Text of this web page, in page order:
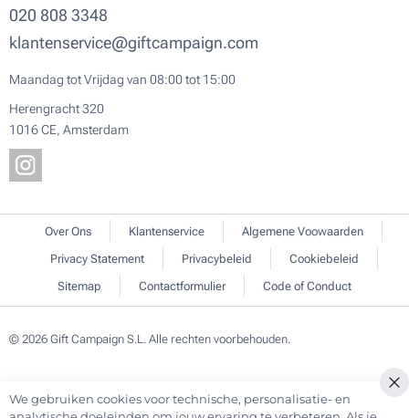
020 808 3348
klantenservice@giftcampaign.com
Maandag tot Vrijdag van 08:00 tot 15:00
Herengracht 320
1016 CE, Amsterdam
Over Ons Klantenservice
Algemene Voowaarden
Privacy Statement
Privacybeleid
Cookiebeleid
Sitemap
Contactformulier Code of Conduct
© 2026 Gift Campaign S.L. Alle rechten voorbehouden.
We gebruiken cookies voor technische, personalisatie- en